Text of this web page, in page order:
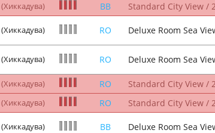
(Хиккадува) BB Standard City View /
(Хиккадува) RO Deluxe Room Sea
(Хиккадува) RO Deluxe Room Sea
(Хиккадува) RO Standard City View /
(Хиккадува) RO Standard City View /
(Хиккадува) BB Deluxe Room Sea